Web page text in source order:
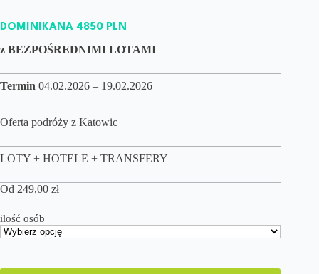
DOMINIKANA 4850 PLN
z BEZPOŚREDNIMI LOTAMI
Termin 04.02.2026 – 19.02.2026
Oferta podróży z Katowic
LOTY + HOTELE + TRANSFERY
Od 249,00 zł
ilość osób